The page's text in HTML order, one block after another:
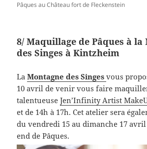
Pâques au Château fort de Fleckenstein
8/ Maquillage de Pâques à la
des Singes à Kintzheim
LaMontagne des Singes vous
10 avril de venir vous faire
talentueuseJen’Infinity Artist
et de 14h à 17h. Cet atelier sera
du vendredi 15 au dimanche 17
end de Pâques.